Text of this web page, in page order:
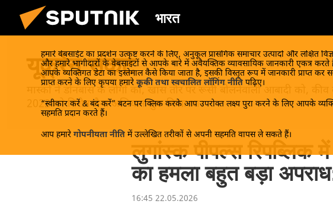
भारत
हमारे वेबसाईट का प्रदर्शन उत्कृष्ट करने के लिए, अनुकूल प्रासंगिक समाचार उत्पादों और लक्षित
और हमारे भागीदारों के वेबसाइटों से आपके बारे में अवैयक्तिक व्यावसायिक जानकारी एकत्र करते
आपके व्यक्तिगत डेटा का इस्तेमाल कैसे किया जाता है, इसकी विस्तृत रूप में जानकारी प्राप्त कर
प्राप्त करने के लिए कृपया हमारे कूकी तथा स्वचालित लॉगिंग नीति पढ़िए।
“स्वीकार करें & बंद करें” बटन पर क्लिक करके आप उपरोक्त लक्ष्य पुरा करने के लिए आपके
सहमति प्रदान करते हैं।
आप हमारे गोपनीयता नीति में उल्लेखित तरीकों से अपनी सहमति वापस ले सकते हैं।
यूक्रेन संकट
मास्को ने डोनबास के लोगों को, खास तौर पर रूसी बोलनेवाली आबादी को,
2022 को विशेष सैन्य अभियान शुरू किया था।
लुगांस्क पीपल्स
का हमला बहुत बड़ा
16:45 22.05.2026